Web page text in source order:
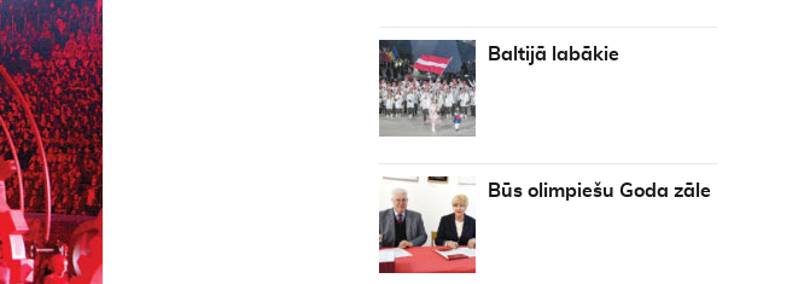
Baltijā labākie
Būs olimpiešu Goda zāle